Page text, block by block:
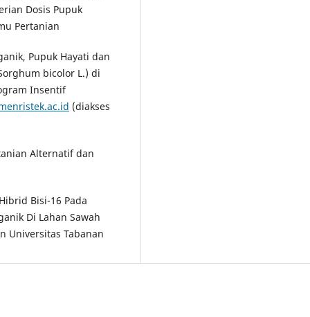
Dosis Pupuk
Pertanian
Pupuk Hayati dan
bicolor L.) di
Insentif
(diakses
Alternatif dan
Bisi-16 Pada
Di Lahan Sawah
Universitas Tabanan